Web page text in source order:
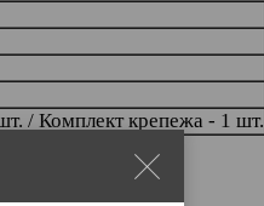
/ Комплект крепежа - 1 шт.